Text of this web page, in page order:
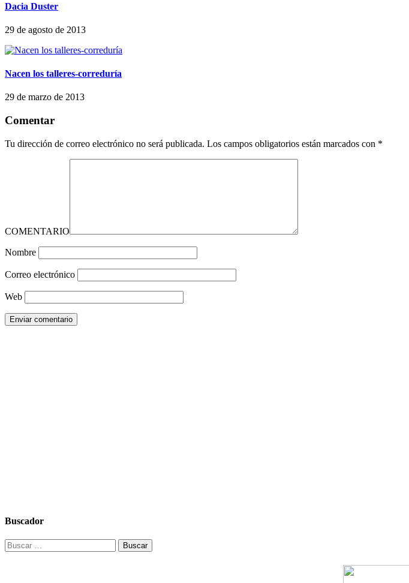
Dacia Duster
29 de agosto de 2013
Nacen los talleres-correduría
29 de marzo de 2013
Comentar
Tu dirección de correo electrónico no será publicada. Los campos obligatorios están marcados con *
COMENTARIO
Nombre
Correo electrónico
Web
Buscador
Buscar: